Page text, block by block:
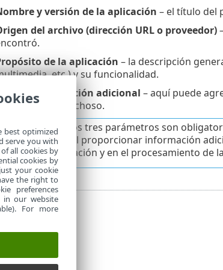
y versión de la aplicación – el título del
del archivo (dirección URL o proveedor)
de la aplicación – la descripción
etc.) y su funcionalidad.
e información adicional – aquí puede
archivo sospechoso.
Los primeros tres parámetros son
malicioso. Al proporcionar información
de identificación y en el procesamiento de
best optimized
serve you with
all cookies by
cookies by
your cookie
the right to
preferences
in our website
For more